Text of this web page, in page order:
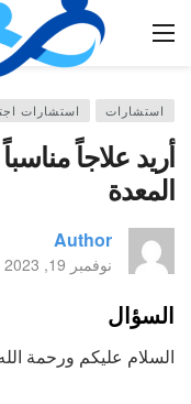
استشارات استشارات
أريد علاجاً
المعدة
Author
نوفمبر 19, 2023
السؤال
السلام عليكم ورحمة